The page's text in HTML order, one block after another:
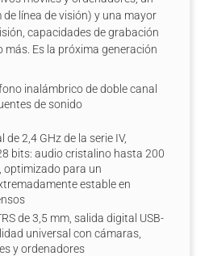
línea de visión) y una mayor
capacidades de grabación
Es la próxima generación
inalámbrico de doble canal
de sonido
2,4 GHz de la serie IV,
bits: audio cristalino hasta 200
optimizado para un
estable en
de 3,5 mm, salida digital USB-
universal con cámaras,
y ordenadores